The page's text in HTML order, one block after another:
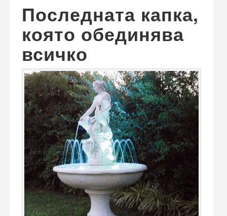
Последната капка,
която обединява
всичко